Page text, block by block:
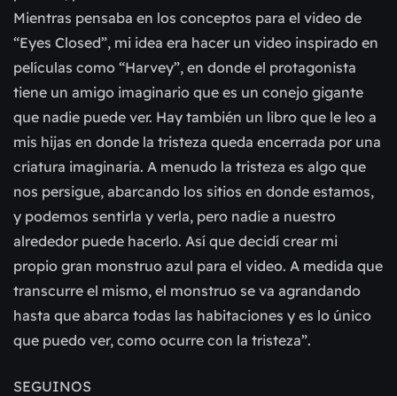
Mientras pensaba en los conceptos para el video de
“Eyes Closed”, mi idea era hacer un video inspirado en
películas como “Harvey”, en donde el protagonista
tiene un amigo imaginario que es un conejo gigante
que nadie puede ver. Hay también un libro que le leo a
mis hijas en donde la tristeza queda encerrada por una
criatura imaginaria. A menudo la tristeza es algo que
nos persigue, abarcando los sitios en donde estamos,
y podemos sentirla y verla, pero nadie a nuestro
alrededor puede hacerlo. Así que decidí crear mi
propio gran monstruo azul para el video. A medida que
transcurre el mismo, el monstruo se va agrandando
hasta que abarca todas las habitaciones y es lo único
que puedo ver, como ocurre con la tristeza”.
SEGUINOS